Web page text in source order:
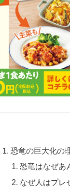
恐竜の巨大化の
恐竜はなぜあ
なぜ人はプレ